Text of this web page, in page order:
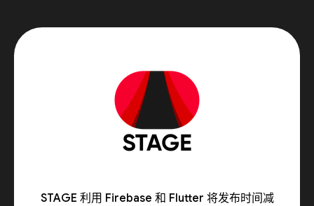
STAGE 利用 Firebase 和 Flutter 将发布时间减